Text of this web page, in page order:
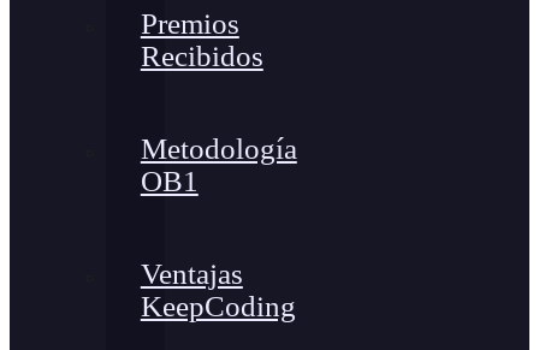
Premios
Recibidos
Metodología
OB1
Ventajas
KeepCoding